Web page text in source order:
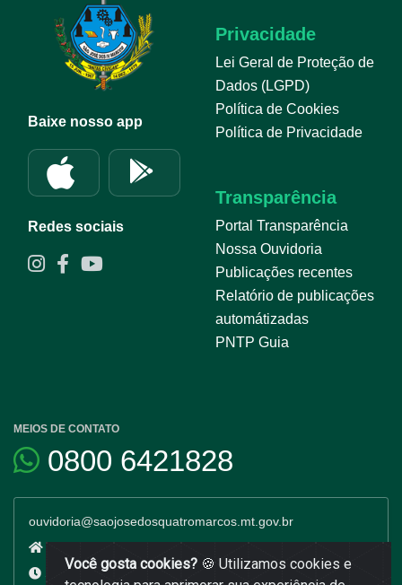
Baixe nosso app
Redes sociais
Privacidade
Lei Geral de Proteção de
Dados (LGPD)
Política de Cookies
Política de Privacidade
Transparência
Portal Transparência
Nossa Ouvidoria
Publicações recentes
Relatório de publicações
automátizadas
PNTP Guia
MEIOS DE CONTATO
0800 6421828
ouvidoria@saojosedosquatromarcos.mt.gov.br
Segunda a sexta: 7h às 13h
Você gosta cookies? 🍪 Utilizamos cookies e